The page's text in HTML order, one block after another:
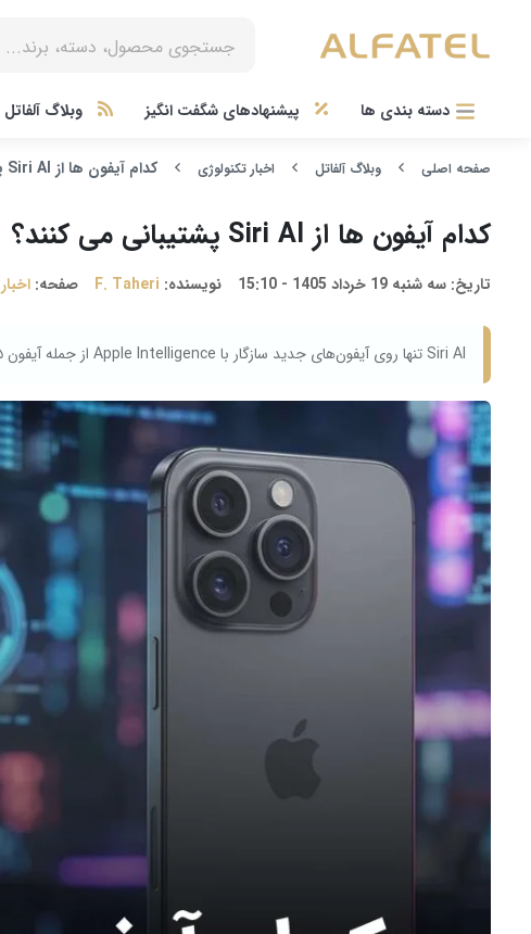
دسته بندی ها پیشنهادهای شگفت انگیز وبلاگ آلفاتل
صفحه اصلی وبلاگ آلفاتل اخبار تکنولوژی کدام آیفون‌ ها از Siri AI پشتیبانی می کنند؟
کدام آیفون‌ ها از Siri AI پشتیبانی می کنند؟
تاریخ: سه شنبه 19 خرداد 1405 - 15:10 نویسنده: F. Taheri صفحه:
Siri AI تنها روی آیفون‌های جدید سازگار با Apple Intelligence از جمله آیفون ۱۵ پرو و مدل‌های جدیدتر اجرا می‌شود.